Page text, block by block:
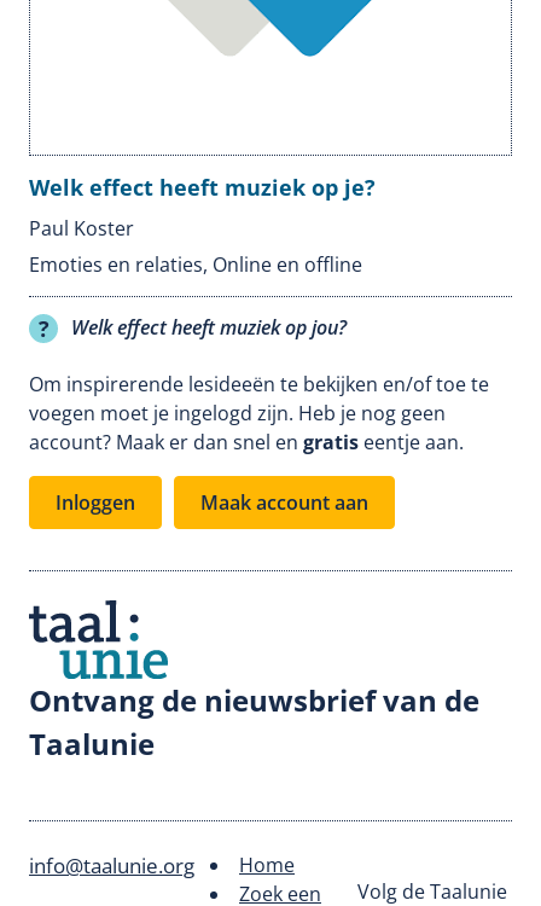
Welk effect heeft muziek op je?
Paul Koster
Emoties en relaties, Online en offline
Welk effect heeft muziek op jou?
Om inspirerende lesideeën te bekijken en/of toe te
voegen moet je ingelogd zijn. Heb je nog geen
account? Maak er dan snel en gratis eentje aan.
Inloggen Maak account aan
Ontvang de nieuwsbrief van de
Taalunie
info@taalunie.org
Footer
Home
Zoek een
Volg de Taalunie